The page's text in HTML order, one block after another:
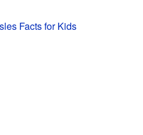
Facts for Kids